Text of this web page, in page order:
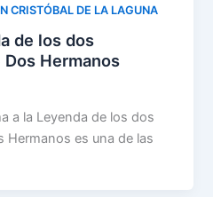
CRISTÓBAL DE LA LAGUNA
de los dos
Dos Hermanos
a la Leyenda de los dos
Hermanos es una de las